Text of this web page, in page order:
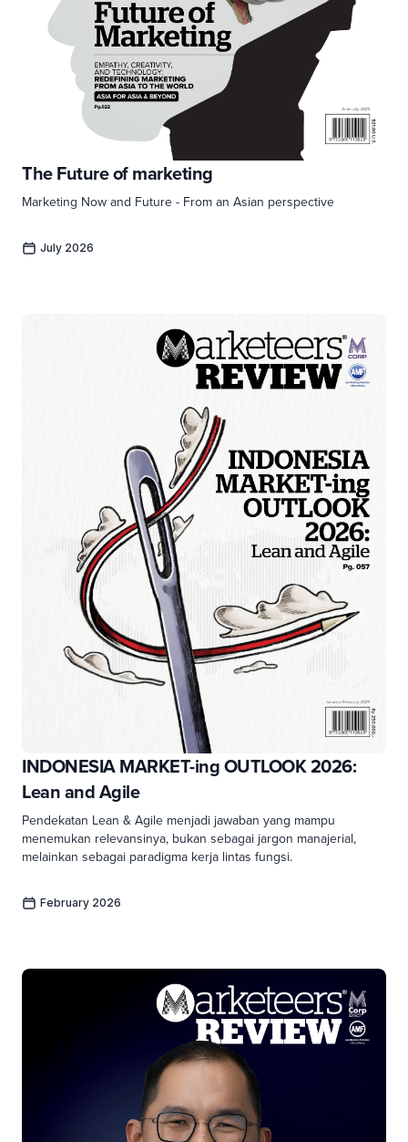
The Future of marketing
Marketing Now and Future - From an Asian perspective
July 2026
INDONESIA MARKET-ing OUTLOOK 2026:
Lean and Agile
Pendekatan Lean & Agile menjadi jawaban yang mampu
menemukan relevansinya, bukan sebagai jargon manajerial,
melainkan sebagai paradigma kerja lintas fungsi.
February 2026